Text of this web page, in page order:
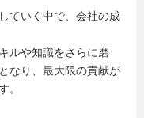
ていく中で、会社の成
ルや知識をさらに磨
なり、最大限の貢献が
。